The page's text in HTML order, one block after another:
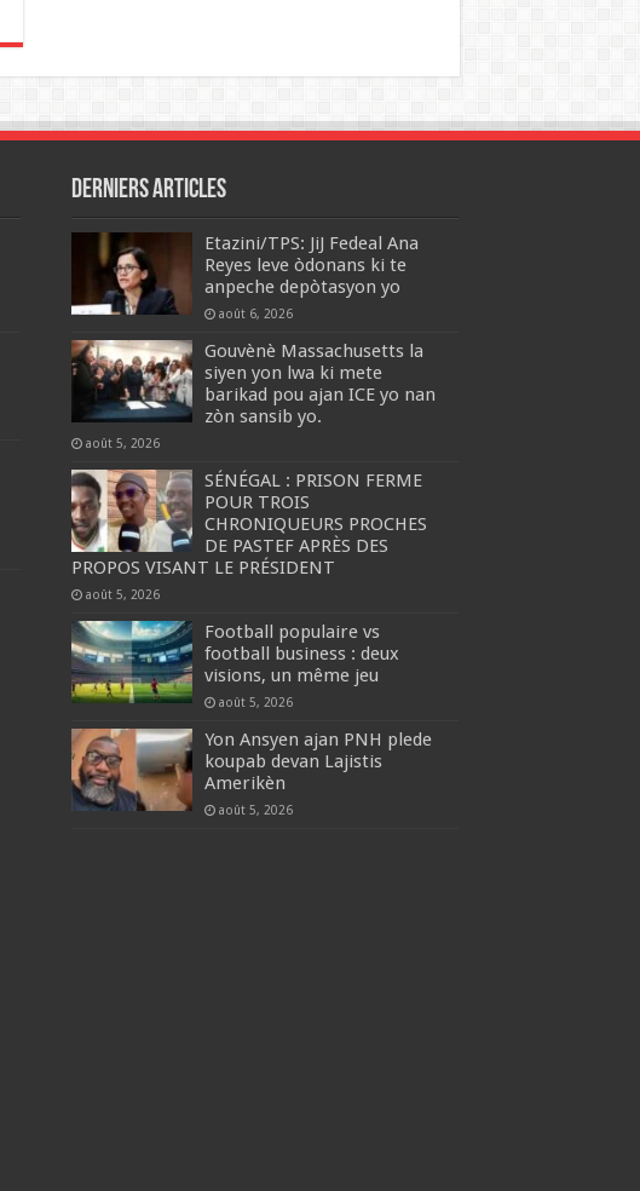
Derniers articles
Etazini/TPS: JiJ Fedeal Ana
Reyes leve òdonans ki te
anpeche depòtasyon yo
août 6, 2026
Gouvènè Massachusetts la
siyen yon lwa ki mete
barikad pou ajan ICE yo nan
zòn sansib yo.
août 5, 2026
SÉNÉGAL : PRISON FERME
POUR TROIS
CHRONIQUEURS PROCHES
DE PASTEF APRÈS DES
PROPOS VISANT LE PRÉSIDENT
août 5, 2026
Football populaire vs
football business : deux
visions, un même jeu
août 5, 2026
Yon Ansyen ajan PNH plede
koupab devan Lajistis
Amerikèn
août 5, 2026